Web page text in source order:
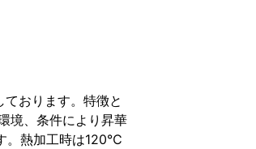
おります。特徴と
境、条件により昇華
。熱加工時は120℃